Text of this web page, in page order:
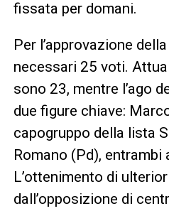
fissata per domani.
Per l’approvazione
necessari 25 voti.
sono 23, mentre l’ago
due figure chiave:
capogruppo della lista
Romano (Pd), entrambi
L’ottenimento di
dall’opposizione di